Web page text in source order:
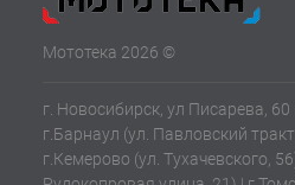
Мототека 2026 ©
г. Новосибирск, ул Писарева, 60
г.Барнаул (ул. Павловский
г.Кемерово (ул. Тухачевского,